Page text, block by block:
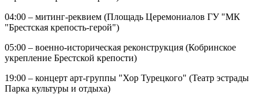
04:00 – митинг-реквием (Площадь Церемониалов ГУ "МК
"Брестская крепость-герой")
05:00 – военно-историческая реконструкция (Кобринское
укрепление Брестской крепости)
19:00 – концерт арт-группы "Хор Турецкого" (Театр эстрады
Парка культуры и отдыха)